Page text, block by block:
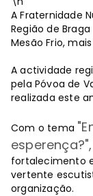
A Fraternidade
Região de
Mesão Frio,
A actividade
pela Póvoa de
realizada este
Com o tema
esperença?",
fortalecimento
vertente
organização.